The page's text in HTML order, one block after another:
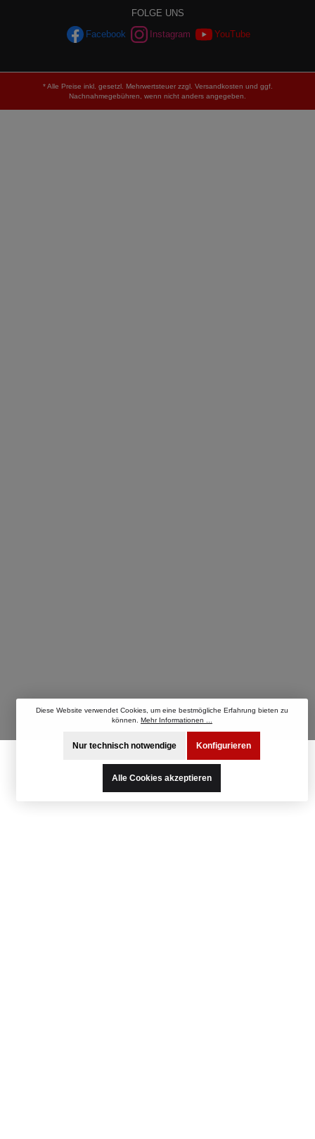
FOLGE UNS
Facebook Instagram YouTube
* Alle Preise inkl. gesetzl. Mehrwertsteuer zzgl. Versandkosten und ggf.
Nachnahmegebühren, wenn nicht anders angegeben.
Diese Website verwendet Cookies, um eine bestmögliche Erfahrung bieten zu
können. Mehr Informationen ...
Nur technisch notwendige Konfigurieren
Alle Cookies akzeptieren